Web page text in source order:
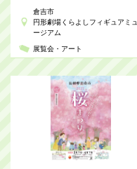
倉吉市
円形劇場くらよしフィギュアミュ
ージアム
展覧会・アート